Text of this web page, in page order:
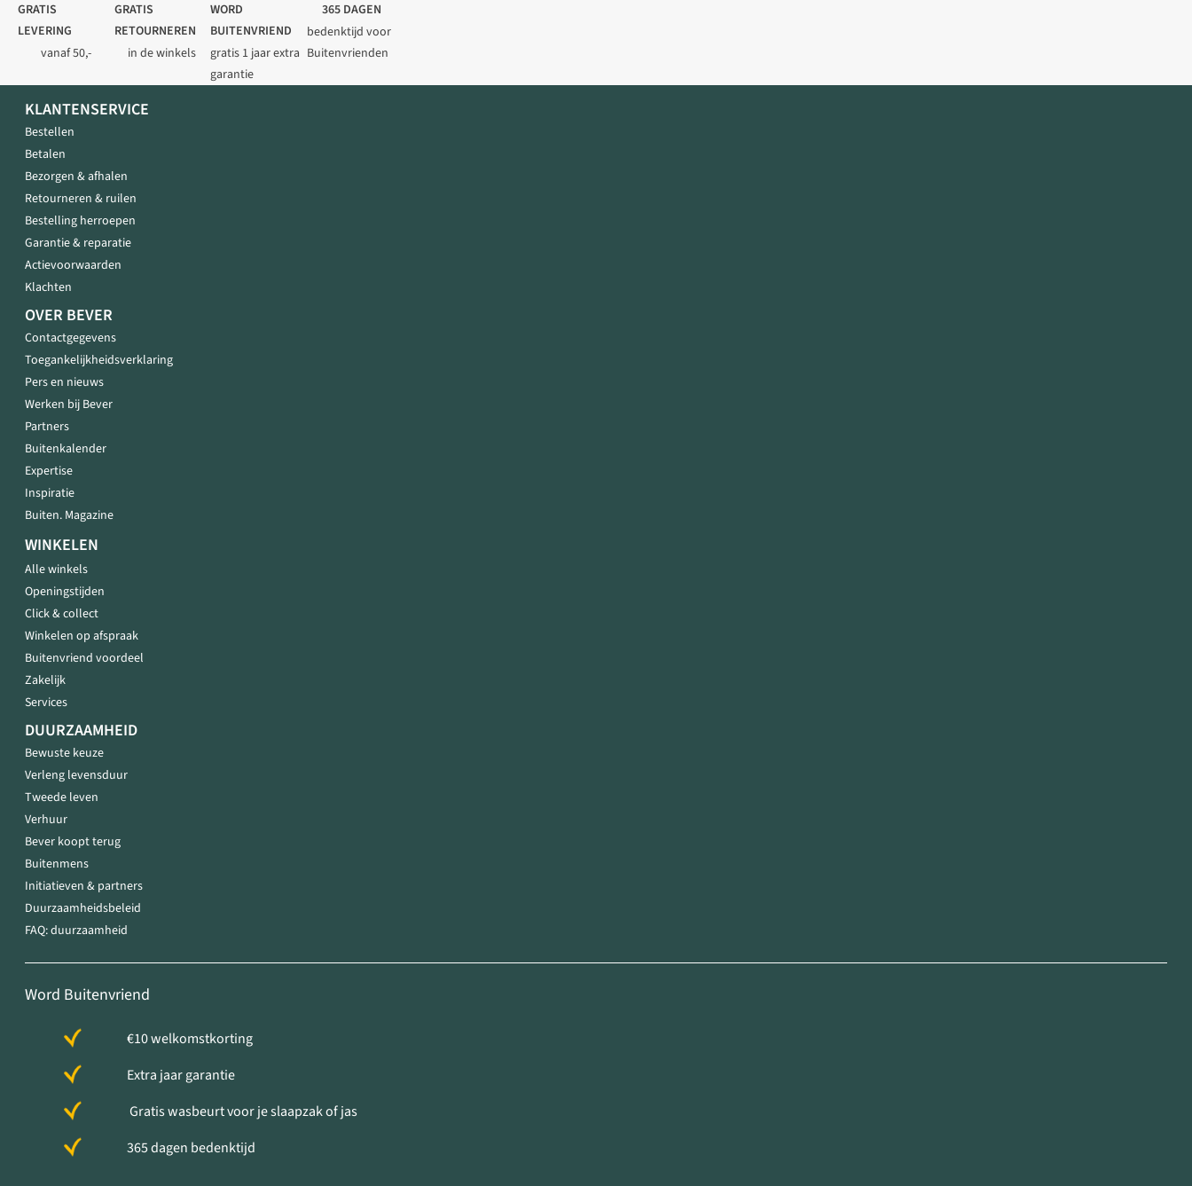
GRATIS
LEVERING
vanaf 50,-
GRATIS
RETOURNEREN
in de winkels
WORD
BUITENVRIEND
gratis 1 jaar extra
garantie
365 DAGEN
bedenktijd voor
Buitenvrienden
KLANTENSERVICE
Bestellen
Betalen
Bezorgen & afhalen
Retourneren & ruilen
Bestelling herroepen
Garantie & reparatie
Actievoorwaarden
Klachten
OVER BEVER
Contactgegevens
Toegankelijkheidsverklaring
Pers en nieuws
Werken bij Bever
Partners
Buitenkalender
Expertise
Inspiratie
Buiten. Magazine
WINKELEN
Alle winkels
Openingstijden
Click & collect
Winkelen op afspraak
Buitenvriend voordeel
Zakelijk
Services
DUURZAAMHEID
Bewuste keuze
Verleng levensduur
Tweede leven
Verhuur
Bever koopt terug
Buitenmens
Initiatieven & partners
Duurzaamheidsbeleid
FAQ: duurzaamheid
Word Buitenvriend
€10 welkomstkorting
Extra jaar garantie
Gratis wasbeurt voor je slaapzak of jas
365 dagen bedenktijd